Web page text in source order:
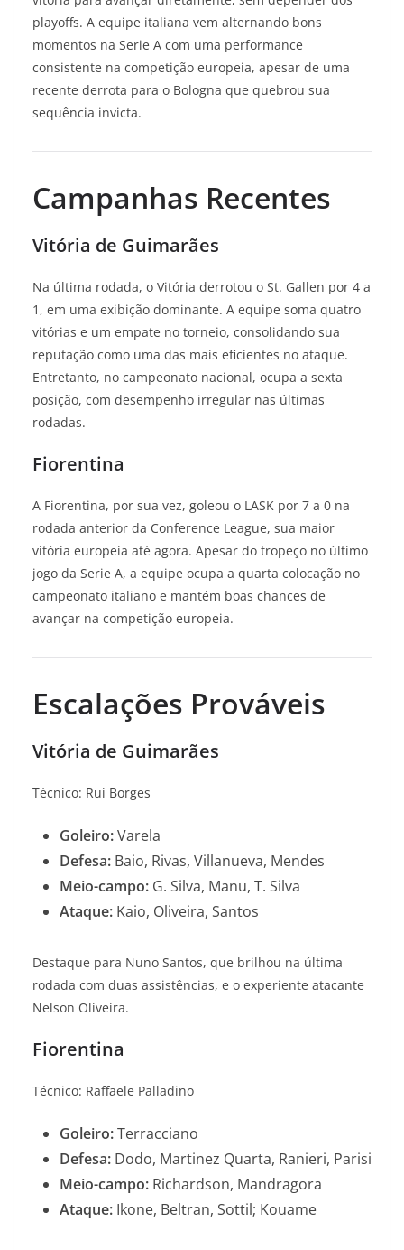
playoffs. A equipe italiana vem alternando bons
momentos na Serie A com uma performance
consistente na competição europeia, apesar de uma
recente derrota para o Bologna que quebrou sua
sequência invicta.
Campanhas Recentes
Vitória de Guimarães
Na última rodada, o Vitória derrotou o St. Gallen por 4 a
1, em uma exibição dominante. A equipe soma quatro
vitórias e um empate no torneio, consolidando sua
reputação como uma das mais eficientes no ataque.
Entretanto, no campeonato nacional, ocupa a sexta
posição, com desempenho irregular nas últimas
rodadas.
Fiorentina
A Fiorentina, por sua vez, goleou o LASK por 7 a 0 na
rodada anterior da Conference League, sua maior
vitória europeia até agora. Apesar do tropeço no último
jogo da Serie A, a equipe ocupa a quarta colocação no
campeonato italiano e mantém boas chances de
avançar na competição europeia.
Escalações Prováveis
Vitória de Guimarães
Técnico: Rui Borges
Goleiro:Varela
Defesa: Baio, Rivas, Villanueva, Mendes
Meio-campo: G. Silva, Manu, T. Silva
Ataque: Kaio, Oliveira, Santos
Destaque para Nuno Santos, que brilhou na última
rodada com duas assistências, e o experiente atacante
Nelson Oliveira.
Fiorentina
Técnico: Raffaele Palladino
Goleiro:Terracciano
Defesa: Dodo, Martinez Quarta, Ranieri, Parisi
Meio-campo: Richardson, Mandragora
Ataque: Ikone, Beltran, Sottil; Kouame